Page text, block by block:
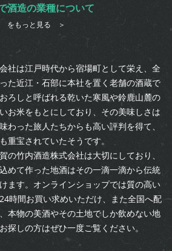
酒造の業種について
をもっと見る ＞
社は江戸時代から宿場町として栄え、全
た近江・石部に本社を置く老舗の酒蔵で
ろしと呼ばれる乾いた寒風や鈴鹿山麓の
お米をもとにしており、その美味しさは
わった旅人たちからも高い評判を得て、
重宝されていたそうです。
の竹内酒造株式会社は大切にしており、
めて作った地酒はその一滴一滴から伝統
ます。オンラインショップでは質の高い
時間お買い求めいただけ、また全国へ配
本物の美酒やその土地でしか飲めない地
探しの方はぜひ一度ご覧ください。